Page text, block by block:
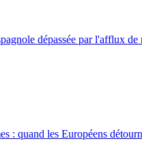
dépassée par l'afflux
: quand les Européens